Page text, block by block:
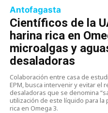
Antofagasta
Científicos de la
harina rica en
microalgas y
desaladoras
Colaboración entre casa de
EPM, busca intervenir y evitar el
desaladoras que se denomina
utilización de este líquido para la
rica en Omega 3.